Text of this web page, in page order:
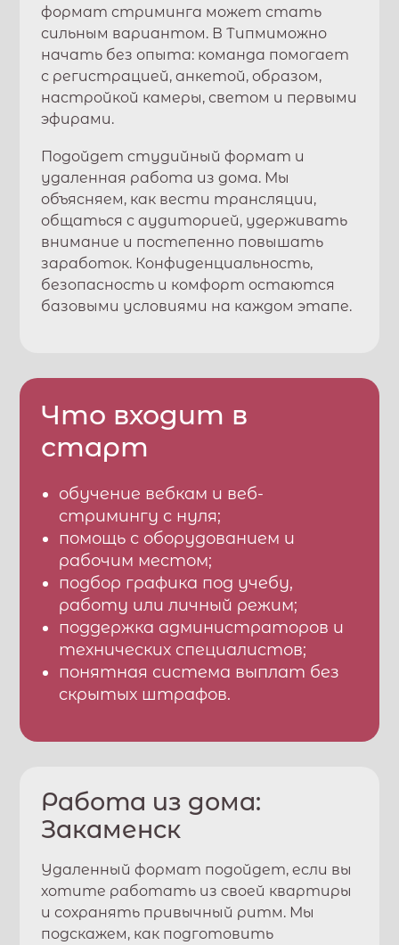
формат стриминга может стать
сильным вариантом. ВТипмиможно
начать без опыта: команда помогает
с регистрацией, анкетой, образом,
настройкой камеры, светом и первыми
эфирами.
Подойдет студийный формат и
удаленная работа из дома. Мы
объясняем, как вести трансляции,
общаться с аудиторией, удерживать
внимание и постепенно повышать
заработок. Конфиденциальность,
безопасность и комфорт остаются
базовыми условиями на каждом этапе.
Что входит в
старт
обучение вебкам и веб-
стримингу с нуля;
помощь с оборудованием и
рабочим местом;
подбор графика под учебу,
работу или личный режим;
поддержка администраторов и
технических специалистов;
понятная система выплат без
скрытых штрафов.
Работа из дома:
Закаменск
Удаленный формат подойдет, если вы
хотите работать из своей квартиры
и сохранять привычный ритм. Мы
подскажем, как подготовить